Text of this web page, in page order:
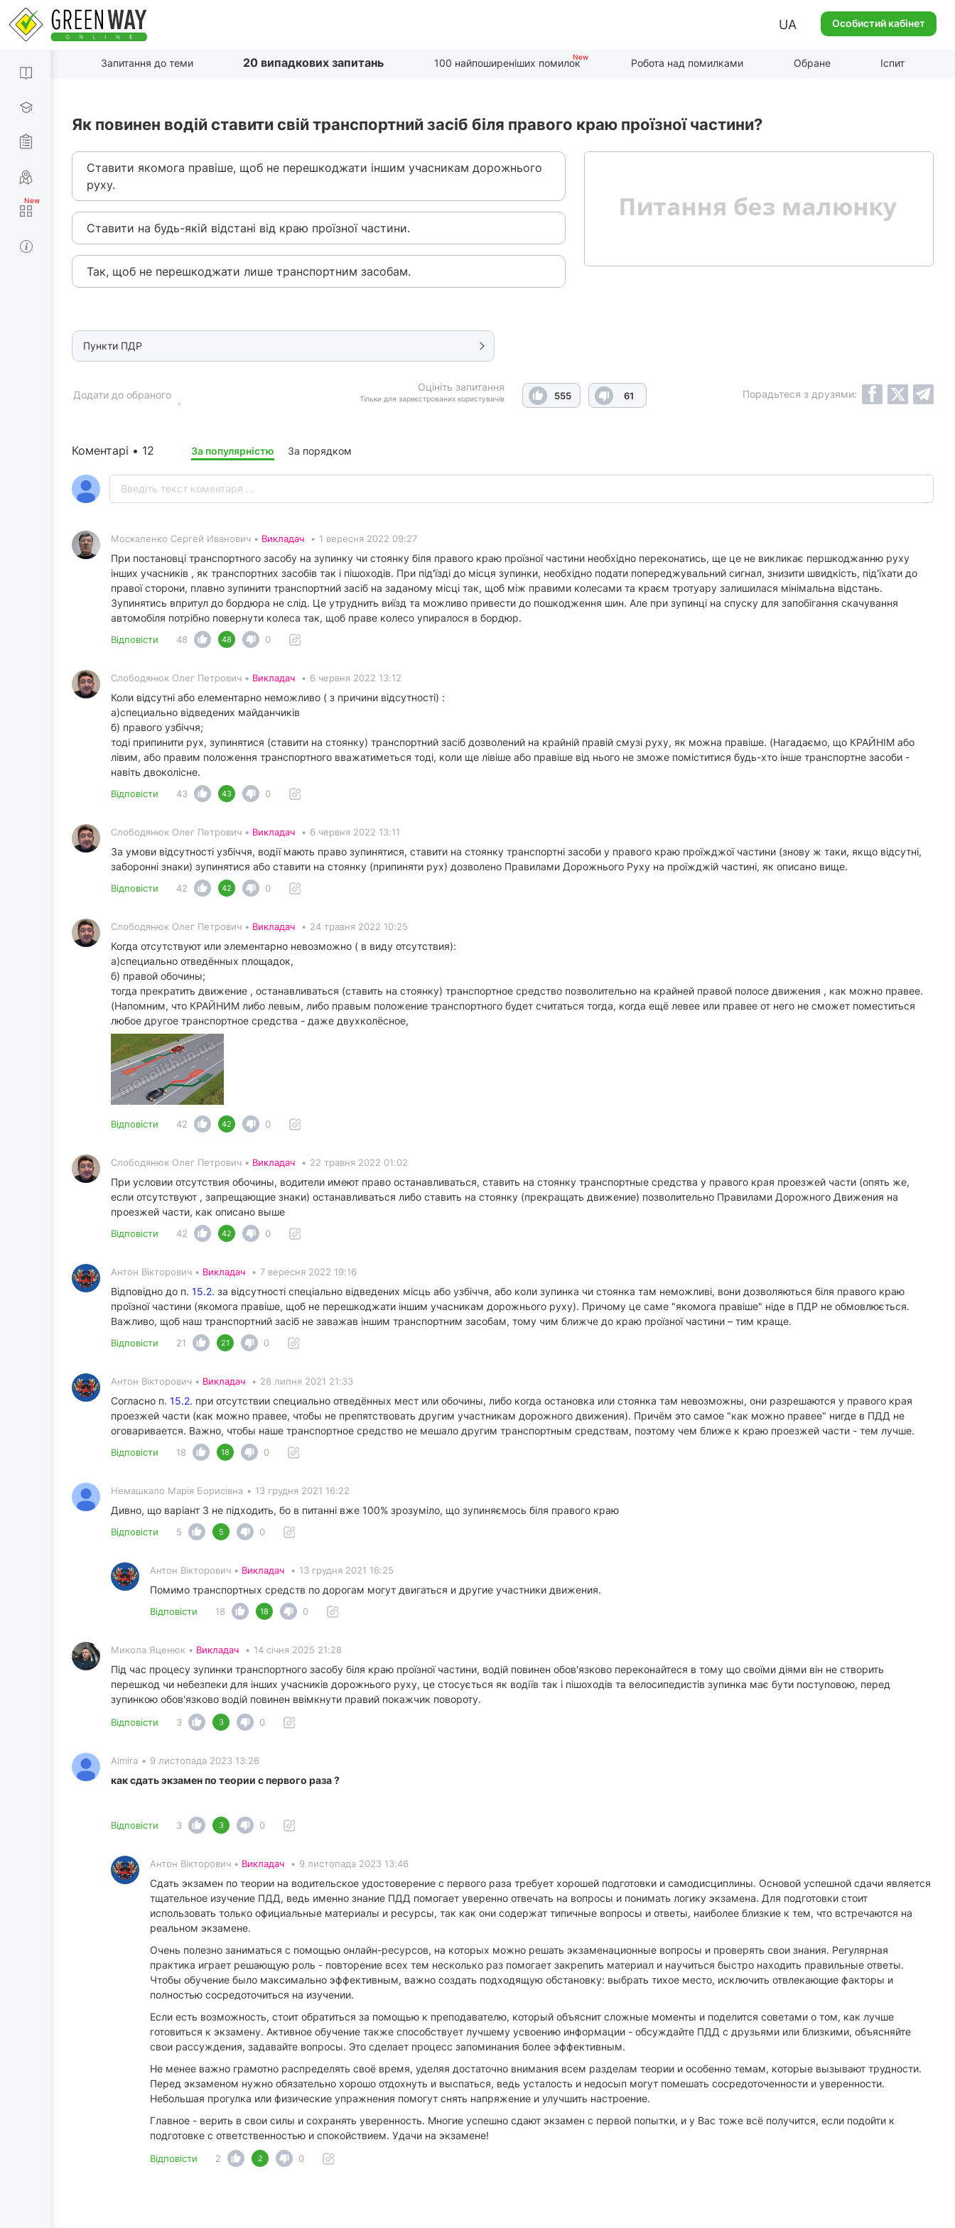
UA Особистий кабінет
Запитання до теми 20 випадкових запитань 100 найпоширеніших помилок Робота над помилками Обране Іспит
Як повинен водій ставити свій транспортний засіб біля правого краю проїзної частини?
Ставити якомога правіше, щоб не перешкоджати іншим учасникам дорожнього
руху.
Ставити на будь-якій відстані від краю проїзної частини.
Так, щоб не перешкоджати лише транспортним засобам.
Пункти ПДР
Оцініть запитання
Тільки для зареєстрованих користувачів 555 61
Додати до обраного Порадьтеся з друзями:
Коментарі • 12 За популярністю За порядком
Москаленко Сергей Иванович • Викладач • 1 вересня 2022 09:27
При постановці транспортного засобу на зупинку чи стоянку біля правого краю проїзної частини необхідно переконатись, ще це не викликає першкоджанню руху
інших учасників , як транспортних засобів так і пішоходів. При під'їзді до місця зупинки, необхідно подати попереджувальний сигнал, знизити швидкість, під'їхати до
правої сторони, плавно зупинити транспортний засіб на заданому місці так, щоб між правими колесами та краєм тротуару залишилася мінімальна відстань.
Зупинятись впритул до бордюра не слід. Це утруднить виїзд та можливо привести до пошкодження шин. Але при зупинці на спуску для запобігання скачування
автомобіля потрібно повернути колеса так, щоб праве колесо упиралося в бордюр.
Відповісти 48 48 0
Слободянюк Олег Петрович • Викладач • 6 червня 2022 13:12
Коли відсутні або елементарно неможливо ( з причини відсутності) :
а)специально відведених майданчиків
б) правого узбіччя;
тоді припинити рух, зупинятися (ставити на стоянку) транспортний засіб дозволений на крайній правій смузі руху, як можна правіше. (Нагадаємо, що КРАЙНІМ або
лівим, або правим положення транспортного вважатиметься тоді, коли ще лівіше або правіше від нього не зможе поміститися будь-хто інше транспортне засоби -
навіть двоколісне.
Відповісти 43 43 0
Слободянюк Олег Петрович • Викладач • 6 червня 2022 13:11
За умови відсутності узбіччя, водії мають право зупинятися, ставити на стоянку транспортні засоби у правого краю проїжджої частини (знову ж таки, якщо відсутні,
заборонні знаки) зупинятися або ставити на стоянку (припиняти рух) дозволено Правилами Дорожнього Руху на проїжджій частині, як описано вище.
Відповісти 42 42 0
Слободянюк Олег Петрович • Викладач • 24 травня 2022 10:25
Когда отсутствуют или элементарно невозможно ( в виду отсутствия):
а)специально отведённых площадок,
б) правой обочины;
тогда прекратить движение , останавливаться (ставить на стоянку) транспортное средство позволительно на крайней правой полосе движения , как можно правее.
(Напомним, что КРАЙНИМ либо левым, либо правым положение транспортного будет считаться тогда, когда ещё левее или правее от него не сможет поместиться
любое другое транспортное средства - даже двухколёсное,
Відповісти 42 42 0
Слободянюк Олег Петрович • Викладач • 22 травня 2022 01:02
При условии отсутствия обочины, водители имеют право останавливаться, ставить на стоянку транспортные средства у правого края проезжей части (опять же,
если отсутствуют , запрещающие знаки) останавливаться либо ставить на стоянку (прекращать движение) позволительно Правилами Дорожного Движения на
проезжей части, как описано выше
Відповісти 42 42 0
Антон Вікторович • Викладач • 7 вересня 2022 19:16
Відповідно до п. 15.2. за відсутності спеціально відведених місць або узбіччя, або коли зупинка чи стоянка там неможливі, вони дозволяються біля правого краю
проїзної частини (якомога правіше, щоб не перешкоджати іншим учасникам дорожнього руху). Причому це саме "якомога правіше" ніде в ПДР не обмовлюється.
Важливо, щоб наш транспортний засіб не заважав іншим транспортним засобам, тому чим ближче до краю проїзної частини – тим краще.
Відповісти 21 21 0
Антон Вікторович • Викладач • 28 липня 2021 21:33
Согласно п. 15.2. при отсутствии специально отведённых мест или обочины, либо когда остановка или стоянка там невозможны, они разрешаются у правого края
проезжей части (как можно правее, чтобы не препятствовать другим участникам дорожного движения). Причём это самое "как можно правее" нигде в ПДД не
оговаривается. Важно, чтобы наше транспортное средство не мешало другим транспортным средствам, поэтому чем ближе к краю проезжей части - тем лучше.
Відповісти 18 18 0
Немашкало Марія Борисівна • 13 грудня 2021 16:22
Дивно, що варіант 3 не підходить, бо в питанні вже 100% зрозуміло, що зупиняємось біля правого краю
Відповісти 5 5 0
Антон Вікторович • Викладач • 13 грудня 2021 16:25
Помимо транспортных средств по дорогам могут двигаться и другие участники движения.
Відповісти 18 18 0
Микола Яценюк • Викладач • 14 січня 2025 21:28
Під час процесу зупинки транспортного засобу біля краю проїзної частини, водій повинен обов'язково переконайтеся в тому що своїми діями він не створить
перешкод чи небезпеки для інших учасників дорожнього руху, це стосується як водіїв так і пішоходів та велосипедистів зупинка має бути поступовою, перед
зупинкою обов'язково водій повинен ввімкнути правий покажчик повороту.
Відповісти 3 3 0
Almira • 9 листопада 2023 13:26
как сдать экзамен по теории с первого раза ?
Відповісти 3 3 0
Антон Вікторович • Викладач • 9 листопада 2023 13:46
Сдать экзамен по теории на водительское удостоверение с первого раза требует хорошей подготовки и самодисциплины. Основой успешной сдачи является
тщательное изучение ПДД, ведь именно знание ПДД помогает уверенно отвечать на вопросы и понимать логику экзамена. Для подготовки стоит
использовать только официальные материалы и ресурсы, так как они содержат типичные вопросы и ответы, наиболее близкие к тем, что встречаются на
реальном экзамене.
Очень полезно заниматься с помощью онлайн-ресурсов, на которых можно решать экзаменационные вопросы и проверять свои знания. Регулярная
практика играет решающую роль - повторение всех тем несколько раз помогает закрепить материал и научиться быстро находить правильные ответы.
Чтобы обучение было максимально эффективным, важно создать подходящую обстановку: выбрать тихое место, исключить отвлекающие факторы и
полностью сосредоточиться на изучении.
Если есть возможность, стоит обратиться за помощью к преподавателю, который объяснит сложные моменты и поделится советами о том, как лучше
готовиться к экзамену. Активное обучение также способствует лучшему усвоению информации - обсуждайте ПДД с друзьями или близкими, объясняйте
свои рассуждения, задавайте вопросы. Это сделает процесс запоминания более эффективным.
Не менее важно грамотно распределять своё время, уделяя достаточно внимания всем разделам теории и особенно темам, которые вызывают трудности.
Перед экзаменом нужно обязательно хорошо отдохнуть и выспаться, ведь усталость и недосып могут помешать сосредоточенности и уверенности.
Небольшая прогулка или физические упражнения помогут снять напряжение и улучшить настроение.
Главное - верить в свои силы и сохранять уверенность. Многие успешно сдают экзамен с первой попытки, и у Вас тоже всё получится, если подойти к
подготовке с ответственностью и спокойствием. Удачи на экзамене!
Відповісти 2 2 0